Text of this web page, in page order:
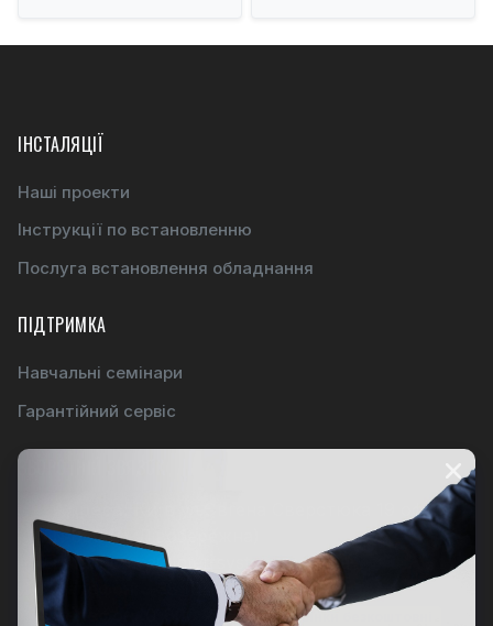
ІНСТАЛЯЦІЇ
Наші проекти
Інструкції по встановленню
Послуга встановлення обладнання
ПІДТРИМКА
Навчальні семінари
Гарантійний сервіс
ЗВОРОТНІЙ ЗВЯЗОК
Київ ул.Євгена Сверстюка 19 офіс
№830 (м. Лівобережна)
Email: office@inter-systems.com.ua
Телефон:
+38 (044) 517-35-87
Телефон:
0-800-211-544 дзвінки безкоштовні